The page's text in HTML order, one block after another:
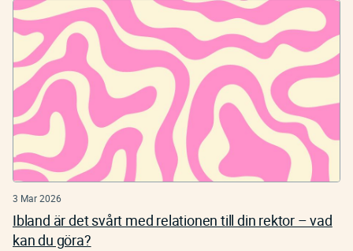
3 Mar 2026
Ibland är det svårt med relationen till din rektor – vad
kan du göra?